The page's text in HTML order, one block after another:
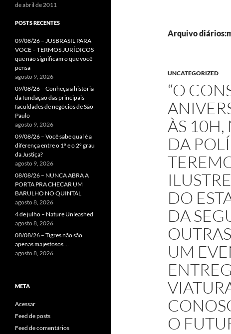
Arquivo
UNCATEGORIZED
“O
ÀS 10H,
DA
DO
DA
UM
O
de abril de 2011
POSTS RECENTES
09/08/26 – JUSBRASIL PARA
VOCÊ – TERMOS JURÍDICOS
que não significam o que você
pensa
agosto 9, 2026
09/08/26 – Conheça a história
da fundação das principais
faculdades de negócios de São
Paulo
agosto 9, 2026
09/08/26 – Você sabe qual é a
diferença entre o 1º e o 2º grau
da Justiça?
agosto 9, 2026
08/08/26 – NUNCA ABRA A
PORTA PRA CHECAR UM
BARULHO NO QUINTAL
agosto 8, 2026
4 de julho – Nature Unleashed
agosto 8, 2026
08/08/26 – Tigres não são
apenas majestosos …
agosto 8, 2026
META
Acessar
Feed de posts
Feed de comentários